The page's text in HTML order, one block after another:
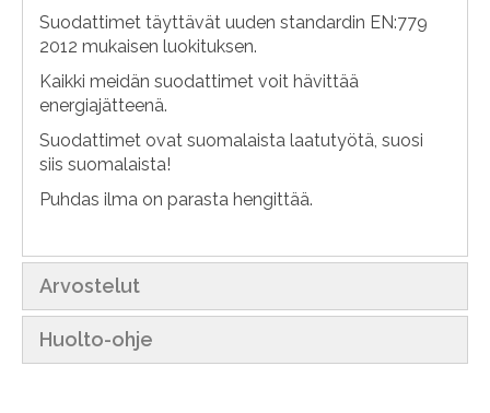
Suodattimet täyttävät uuden standardin EN:779
2012 mukaisen luokituksen.
Kaikki meidän suodattimet voit hävittää
energiajätteenä.
Suodattimet ovat suomalaista laatutyötä, suosi
siis suomalaista!
Puhdas ilma on parasta hengittää.
Arvostelut
Huolto-ohje